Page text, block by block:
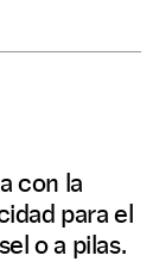
con la
para el
o a pilas.